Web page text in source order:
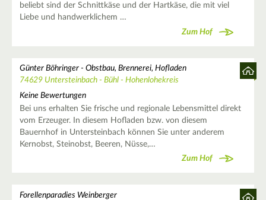
beliebt sind der Schnittkäse und der Hartkäse, die mit viel
Liebe und handwerklichem …
Zum Hof
Günter Böhringer - Obstbau, Brennerei, Hofladen
74629 Untersteinbach - Bühl - Hohenlohekreis
Keine Bewertungen
Bei uns erhalten Sie frische und regionale Lebensmittel direkt
vom Erzeuger. In diesem Hofladen bzw. von diesem
Bauernhof in Untersteinbach können Sie unter anderem
Kernobst, Steinobst, Beeren, Nüsse,…
Zum Hof
Forellenparadies Weinberger